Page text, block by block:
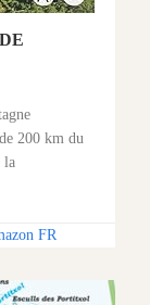
200 km du
la
FR